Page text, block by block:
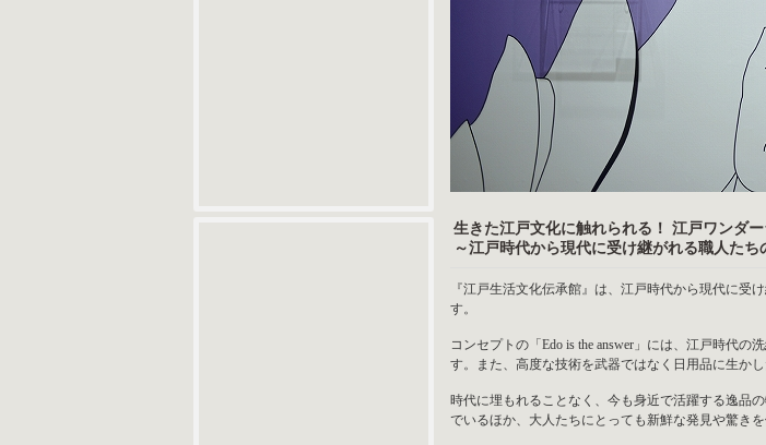
生きた江戸文化に触れられる！ 江戸ワンダ
～江戸時代から現代に受け継がれる職人たち
『江戸生活文化伝承館』は、江戸時代から現代に
す。
コンセプトの「Edo is the answer」には、江戸時代
す。また、高度な技術を武器ではなく日用品に生か
時代に埋もれることなく、今も身近で活躍する逸品
でいるほか、大人たちにとっても新鮮な発見や驚き